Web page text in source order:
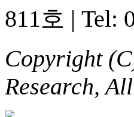
811호 | Tel:
Copyright
Research,